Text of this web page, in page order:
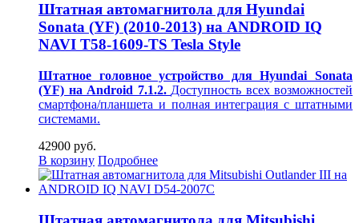
Штатная автомагнитола для Hyundai
Sonata (YF) (2010-2013) на ANDROID IQ
NAVI T58-1609-TS Tesla Style
Штатное головное устройство для Hyundai Sonata
(YF) на Android 7.1.2. Доступность всех возможностей
смартфона/планшета и полная интеграция с штатными
системами.
42900 руб.
В корзину Подробнее